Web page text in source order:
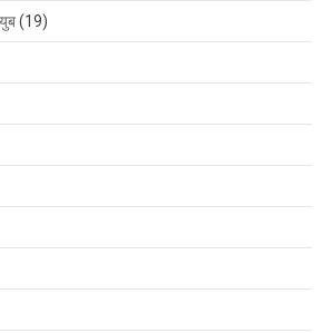
(19)